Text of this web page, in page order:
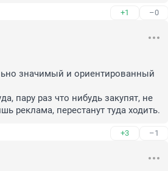
+1 –0
значимый и ориентированный
пару раз что нибудь закупят, не
реклама, перестанут туда ходить.
+3 –1